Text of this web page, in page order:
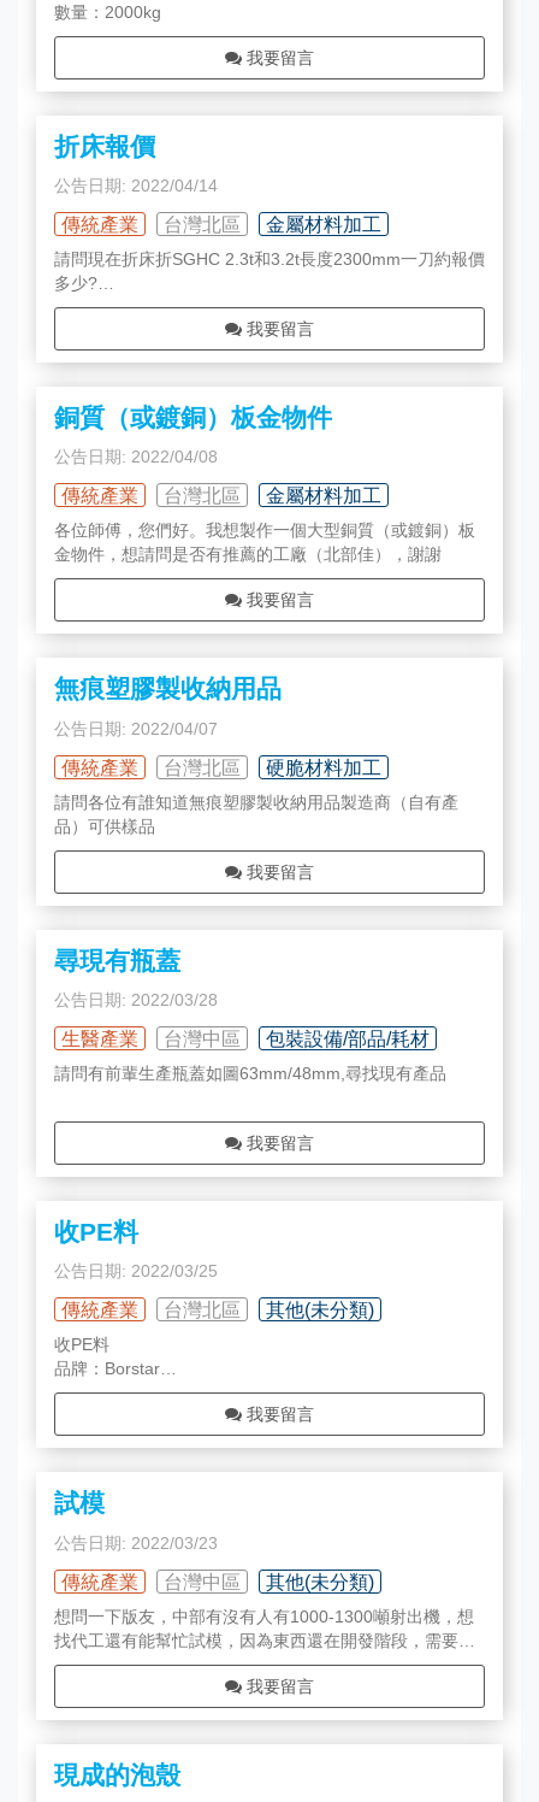
數量：2000kg
我要留言
折床報價
公告日期: 2022/04/14
傳統產業 台灣北區 金屬材料加工
請問現在折床折SGHC 2.3t和3.2t長度2300mm一刀約報價
多少?
無帶料純加工300刀
我要留言
銅質（或鍍銅）板金物件
公告日期: 2022/04/08
傳統產業 台灣北區 金屬材料加工
各位師傅，您們好。我想製作一個大型銅質（或鍍銅）板
金物件，想請問是否有推薦的工廠（北部佳），謝謝
我要留言
無痕塑膠製收納用品
公告日期: 2022/04/07
傳統產業 台灣北區 硬脆材料加工
請問各位有誰知道無痕塑膠製收納用品製造商（自有產
品）可供樣品
我要留言
尋現有瓶蓋
公告日期: 2022/03/28
生醫產業 台灣中區 包裝設備/部品/耗材
請問有前輩生產瓶蓋如圖63mm/48mm,尋找現有產品
我要留言
收PE料
公告日期: 2022/03/25
傳統產業 台灣北區 其他(未分類)
收PE料
品牌：Borstar
料號：FB2230
謝謝
我要留言
試模
公告日期: 2022/03/23
傳統產業 台灣中區 其他(未分類)
想問一下版友，中部有沒有人有1000-1300噸射出機，想
找代工還有能幫忙試模，因為東西還在開發階段，需要有
空能協助試模的？
我要留言
現成的泡殼